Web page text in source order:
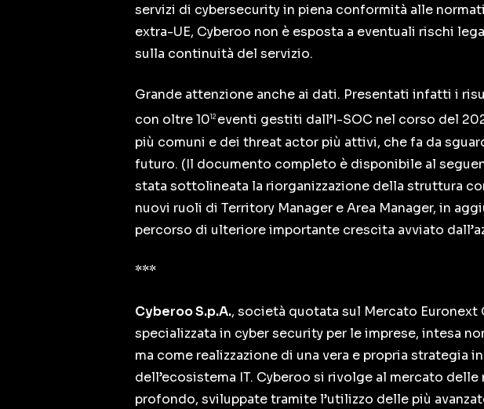
servizi di cybersecurity in piena conformità alle
extra-UE, Cyberoo non è esposta a eventuali rischi
sulla continuità del servizio.
Grande attenzione anche ai dati. Presentati infatti i
con oltre 1012 eventi gestiti dall’I-SOC nel corso del
più comuni e dei threat actor più attivi, che fa da
futuro. (Il documento completo è disponibile al
stata sottolineata la riorganizzazione della struttura
nuovi ruoli di Territory Manager e Area Manager, in
percorso di ulteriore importante crescita avviato
***
Cyberoo S.p.A., società quotata sul Mercato Euronext
specializzata in cyber security per le imprese, intesa
ma come realizzazione di una vera e propria
dell’ecosistema IT. Cyberoo si rivolge al mercato
profondo, sviluppate tramite l’utilizzo delle più